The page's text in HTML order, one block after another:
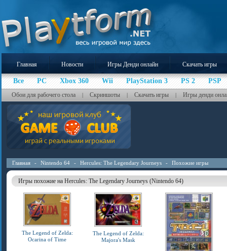
Главная Новости Игры Денди онлайн Скачать игры
Все PC Xbox 360 Wii PlayStation 3 PS 2 PSP
Обои для рабочего стола | Скриншоты | Скачать игры | Игры денди
Главная - Nintendo 64 - Hercules: The Legendary Journeys - Похожие игры
Игры похожие на Hercules: The Legendary Journeys (Nintendo 64)
The Legend of Zelda:
Ocarina of Time
The Legend of Zelda:
Majora's Mask